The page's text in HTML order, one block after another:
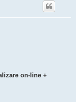
on-line +